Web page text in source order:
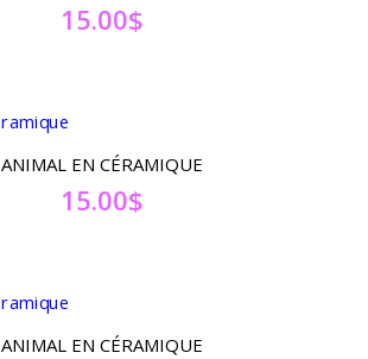
15.00$
ANIMAL EN CÉRAMIQUE
15.00$
ANIMAL EN CÉRAMIQUE